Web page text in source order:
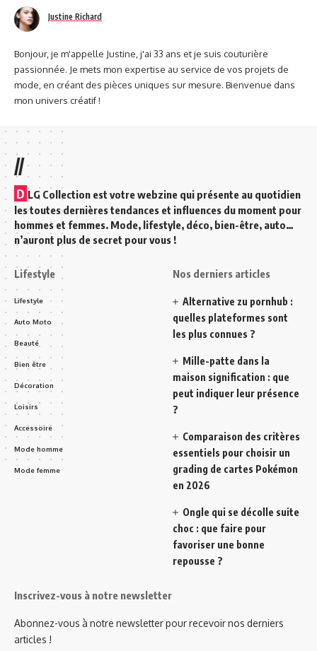
Justine Richard
Bonjour, je m'appelle Justine, j'ai 33 ans et je suis couturière
passionnée. Je mets mon expertise au service de vos projets de
mode, en créant des pièces uniques sur mesure. Bienvenue dans
mon univers créatif !
//
D LG Collection est votre webzine qui présente au quotidien
les toutes dernières tendances et influences du moment pour
hommes et femmes. Mode, lifestyle, déco, bien-être, auto…
n’auront plus de secret pour vous !
Lifestyle
Lifestyle
Auto Moto
Beauté
Bien être
Décoration
Loisirs
Accessoire
Mode homme
Mode femme
Nos derniers articles
Alternative zu pornhub :
quelles plateformes sont
les plus connues ?
Mille-patte dans la
maison signification : que
peut indiquer leur présence
?
Comparaison des critères
essentiels pour choisir un
grading de cartes Pokémon
en 2026
Ongle qui se décolle suite
choc : que faire pour
favoriser une bonne
repousse ?
Inscrivez-vous à notre newsletter
Abonnez-vous à notre newsletter pour recevoir nos derniers
articles !